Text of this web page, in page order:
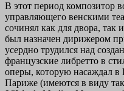
В этот период композитор
управляющего венскими
сочинял как для двора, так
был назначен дирижером
усердно трудился над
французские либретто в
оперы, которую насаждал в
Париже (имеются в виду